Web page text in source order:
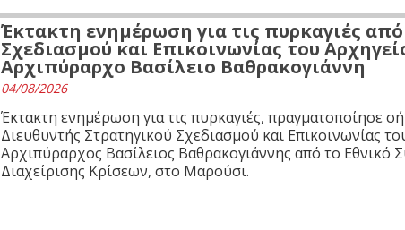
Έκτακτη ενημέρωση για τις πυρκαγιές
Σχεδιασμού και Επικοινωνίας του
Αρχιπύραρχο Βασίλειο Βαθρακογιάννη
04/08/2026
Έκτακτη ενημέρωση για τις πυρκαγιές, πραγματοποίησε
Διευθυντής Στρατηγικού Σχεδιασμού και Επικοινωνίας
Αρχιπύραρχος Βασίλειος Βαθρακογιάννης από το Εθνικό
Διαχείρισης Κρίσεων, στο Μαρούσι.